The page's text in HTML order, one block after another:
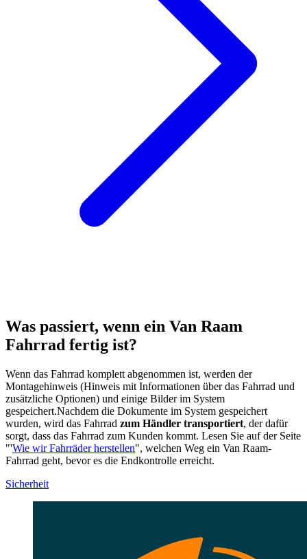
Was passiert, wenn ein Van Raam
Fahrrad fertig ist?
Wenn das Fahrrad komplett abgenommen ist, werden der
Montagehinweis (Hinweis mit Informationen über das Fahrrad und
zusätzliche Optionen) und einige Bilder im System
gespeichert.Nachdem die Dokumente im System gespeichert
wurden, wird das Fahrrad zum Händler transportiert, der dafür
sorgt, dass das Fahrrad zum Kunden kommt. Lesen Sie auf der Seite
"'Wie wir Fahrräder herstellen", welchen Weg ein Van Raam-
Fahrrad geht, bevor es die Endkontrolle erreicht.
Sicherheit